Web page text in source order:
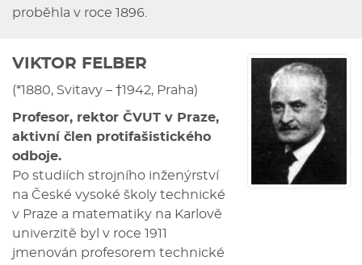
proběhla v roce 1896.
VIKTOR FELBER
(*1880, Svitavy – †1942, Praha)
Profesor, rektor ČVUT v Praze,
aktivní člen protifašistického
odboje.
Po studiích strojního inženýrství
na České vysoké školy technické
v Praze a matematiky na Karlově
univerzitě byl v roce 1911
jmenován profesorem technické